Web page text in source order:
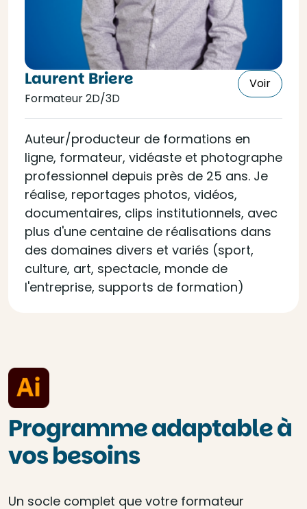
Laurent Briere
Formateur 2D/3D
Voir
Auteur/producteur de formations en
ligne, formateur, vidéaste et photographe
professionnel depuis près de 25 ans. Je
réalise, reportages photos, vidéos,
documentaires, clips institutionnels, avec
plus d'une centaine de réalisations dans
des domaines divers et variés (sport,
culture, art, spectacle, monde de
l'entreprise, supports de formation)
Programme adaptable à
vos besoins
Un socle complet que votre formateur